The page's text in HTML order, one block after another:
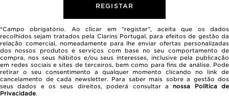
REGISTAR
*Campo obrigatório. Ao clicar em “registar”, aceita que os dados
recolhidos sejam tratados pela Clarins Portugal, para efeitos de gestão da
relação comercial, nomeadamente para lhe enviar ofertas personalizadas
dos nossos produtos e serviços com base no seu comportamento de
compra, nos seus hábitos e/ou seus interesses, inclusive pela publicação
em redes sociais e sites de terceiros, bem como para fins de análise. Pode
retirar o seu consentimento a qualquer momento clicando no link de
cancelamento de cada newsletter. Para saber mais sobre a gestão dos
seus dados e os seus direitos, poderá consultar a nossa Política de
Privacidade.